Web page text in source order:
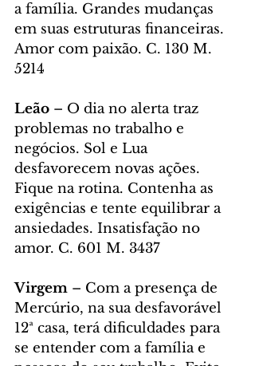
a família. Grandes mudanças
em suas estruturas financeiras.
Amor com paixão. C. 130 M.
5214
Leão – O dia no alerta traz
problemas no trabalho e
negócios. Sol e Lua
desfavorecem novas ações.
Fique na rotina. Contenha as
exigências e tente equilibrar a
ansiedades. Insatisfação no
amor. C. 601 M. 3437
Virgem – Com a presença de
Mercúrio, na sua desfavorável
12ª casa, terá dificuldades para
se entender com a família e